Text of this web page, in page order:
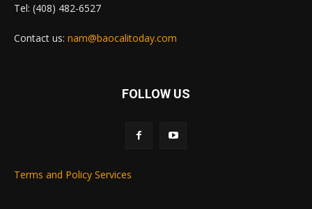
Tel: (408) 482-6527
Contact us: nam@baocalitoday.com
FOLLOW US
Terms and Policy Services